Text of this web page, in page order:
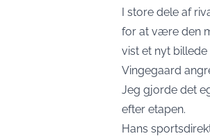
I store dele af
for at være den
vist et nyt
Vingegaard
Jeg gjorde det
efter etapen.
Hans